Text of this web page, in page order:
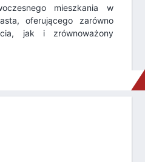
mieszkania w
oferującego zarówno
jak i zrównoważony